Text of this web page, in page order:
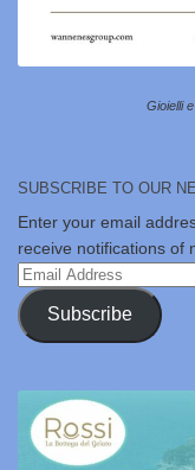
Gioielli
SUBSCRIBE TO OUR
Enter your email
receive notifications of
Email
Address
Subscribe